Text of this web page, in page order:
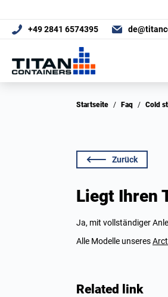
+49 2841 6574395
Startseite / Faq / Cold
Zurück
Liegt Ihren
Ja, mit vollständiger
Alle Modelle unseres
Related link